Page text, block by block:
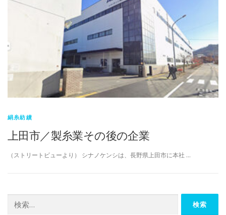
絹糸紡績
上田市／製糸業その後の企業
（ストリートビューより） シナノケンシは、長野県上田市に本社 …
索: